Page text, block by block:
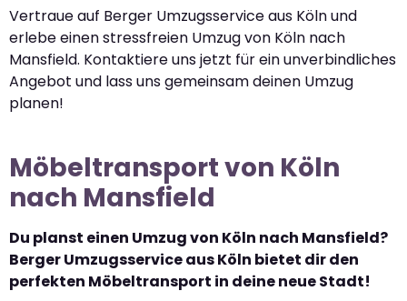
Vertraue auf Berger Umzugsservice aus Köln und
erlebe einen stressfreien Umzug von Köln nach
Mansfield. Kontaktiere uns jetzt für ein unverbindliches
Angebot und lass uns gemeinsam deinen Umzug
planen!
Möbeltransport von Köln
nach Mansfield
Du planst einen Umzug von Köln nach Mansfield?
Berger Umzugsservice aus Köln bietet dir den
perfekten Möbeltransport in deine neue Stadt!